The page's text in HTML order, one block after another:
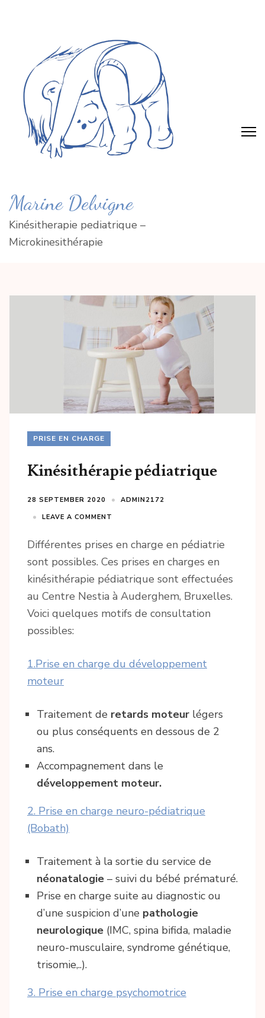
Enter)
Marine Delvigne
Kinésitherapie pediatrique –
Microkinesithérapie
PRISE EN CHARGE
Kinésithérapie pédiatrique
28 SEPTEMBER 2020
ADMIN2172
LEAVE A COMMENT
Différentes prises en charge en pédiatrie
sont possibles. Ces prises en charges en
kinésithérapie pédiatrique sont effectuées
au Centre Nestia à Auderghem, Bruxelles.
Voici quelques motifs de consultation
possibles:
1.Prise en charge du développement
moteur
Traitement de retards moteur légers
ou plus conséquents en dessous de 2
ans.
Accompagnement dans le
développement moteur.
2. Prise en charge neuro-pédiatrique
(Bobath)
Traitement à la sortie du service de
néonatalogie – suivi du bébé prématuré.
Prise en charge suite au diagnostic ou
d’une suspicion d’une pathologie
neurologique (IMC, spina bifida, maladie
neuro-musculaire, syndrome génétique,
trisomie,..).
3. Prise en charge psychomotrice